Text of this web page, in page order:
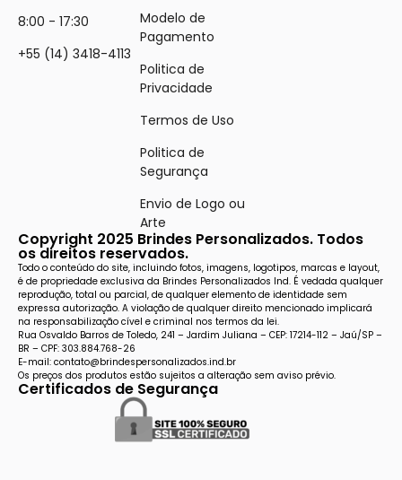
8:00 - 17:30
+55 (14) 3418-4113
Modelo de
Pagamento
Politica de
Privacidade
Termos de Uso
Politica de
Segurança
Envio de Logo ou
Arte
Copyright 2025 Brindes Personalizados. Todos
os direitos reservados.
Todo o conteúdo do site, incluindo fotos, imagens, logotipos, marcas e layout,
é de propriedade exclusiva da Brindes Personalizados Ind. É vedada qualquer
reprodução, total ou parcial, de qualquer elemento de identidade sem
expressa autorização. A violação de qualquer direito mencionado implicará
na responsabilização cível e criminal nos termos da lei.
Rua Osvaldo Barros de Toledo, 241 – Jardim Juliana – CEP: 17214-112 – Jaú/SP –
BR – CPF: 303.884.768-26
E-mail: contato@brindespersonalizados.ind.br
Os preços dos produtos estão sujeitos a alteração sem aviso prévio.
Certificados de Segurança